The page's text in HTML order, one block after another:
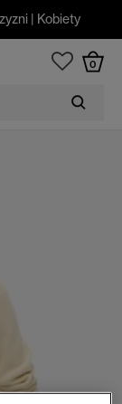
| Kobiety
0